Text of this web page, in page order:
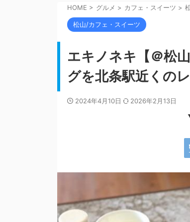
HOME > グルメ > カフェ・スイーツ >
松山/カフェ・スイーツ
エキノネキ【＠松
グを北条駅近くの
2024年4月10日 2026年2月13日